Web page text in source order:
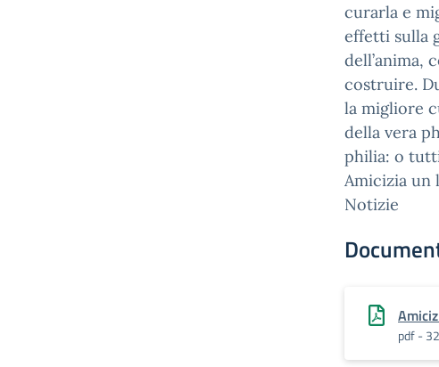
curarla e
effetti sulla
costruire.
la migliore
della vera
philia: o
Amicizia un
Notizie
pdf -